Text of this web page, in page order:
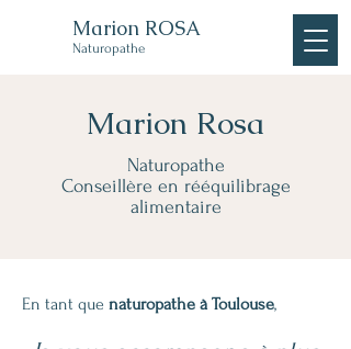
Marion ROSA
Naturopathe
Marion Rosa
Naturopathe
Conseillère en rééquilibrage
alimentaire
En tant que naturopathe à Toulouse,